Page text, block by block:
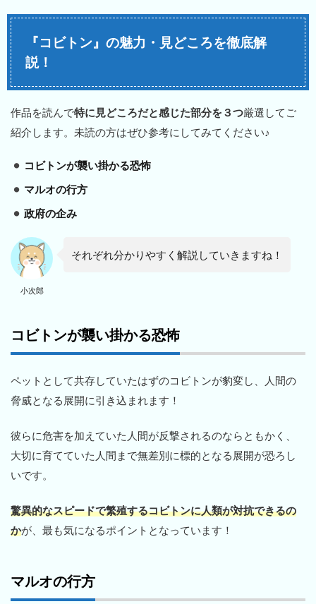
『コビトン』の魅力・見どころを徹底解
説！
作品を読んで特に見どころだと感じた部分を３つ厳選してご
紹介します。未読の方はぜひ参考にしてみてください♪
コビトンが襲い掛かる恐怖
マルオの行方
政府の企み
小次郎
それぞれ分かりやすく解説していきますね！
コビトンが襲い掛かる恐怖
ペットとして共存していたはずのコビトンが豹変し、人間の
脅威となる展開に引き込まれます！
彼らに危害を加えていた人間が反撃されるのならともかく、
大切に育てていた人間まで無差別に標的となる展開が恐ろし
いです。
驚異的なスピードで繁殖するコビトンに人類が対抗できるの
かが、最も気になるポイントとなっています！
マルオの行方